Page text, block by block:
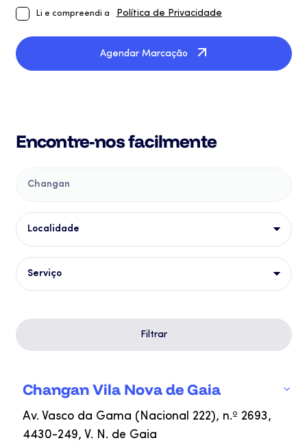
Li e compreendi a Política de Privacidade
Agendar Marcação
Encontre-nos facilmente
Changan
Localidade
Serviço
Filtrar
Changan Vila Nova de Gaia
Av. Vasco da Gama (Nacional 222), n.º 2693,
4430-249, V. N. de Gaia